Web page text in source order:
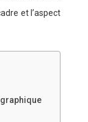
et l’aspect